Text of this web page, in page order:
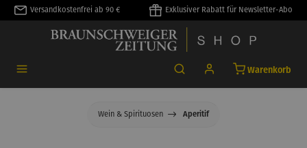
springen
Versandkostenfrei ab 90 € Exklusiver Rabatt für Newsletter-Abo
Warenkorb
Wein & Spirituosen Aperitif